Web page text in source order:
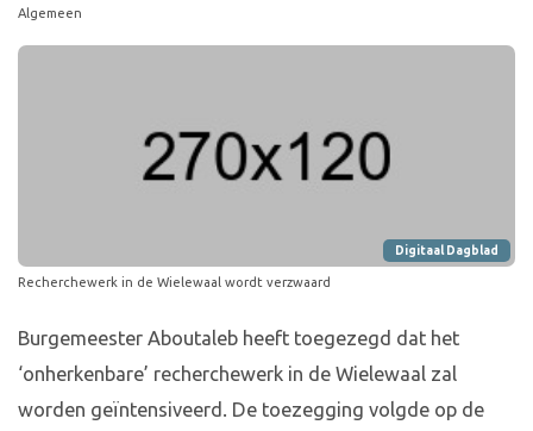
Algemeen
Digitaal Dagblad
Recherchewerk in de Wielewaal wordt verzwaard
Burgemeester Aboutaleb heeft toegezegd dat het
‘onherkenbare’ recherchewerk in de Wielewaal zal
worden geïntensiveerd. De toezegging volgde op de